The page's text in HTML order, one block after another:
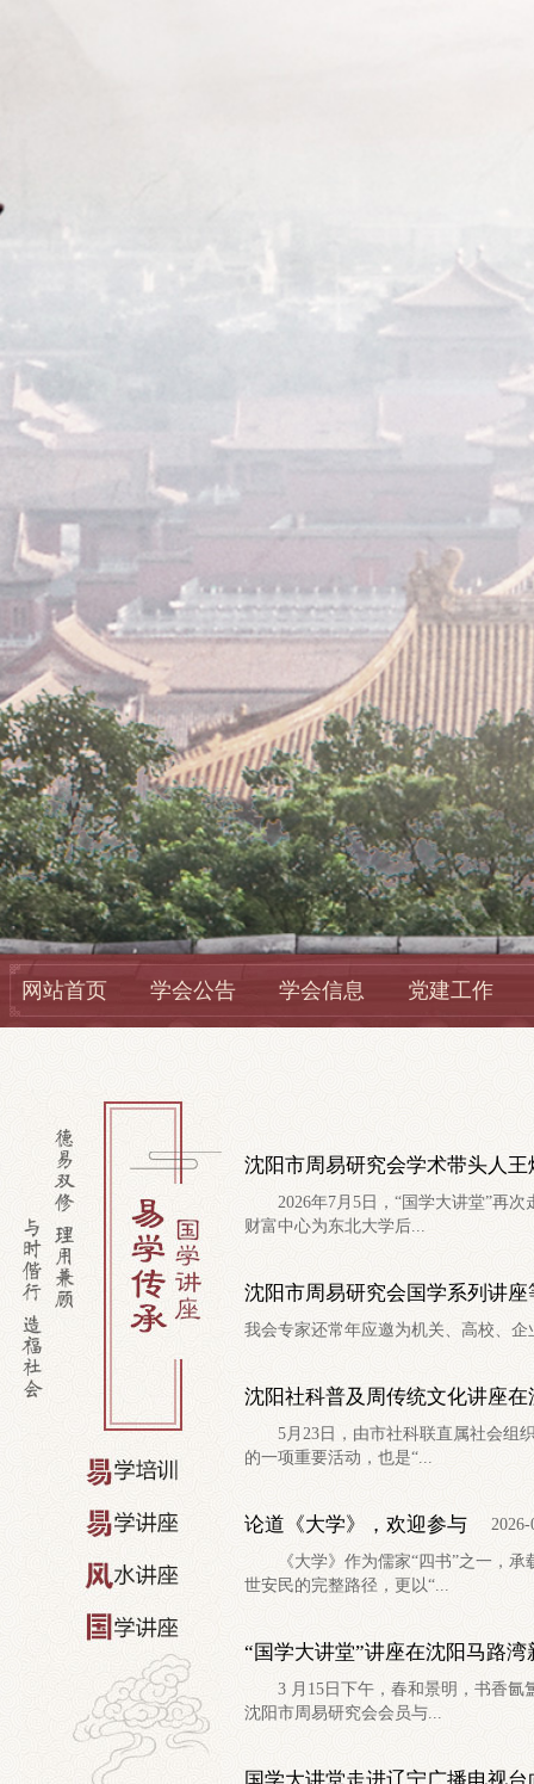
网站首页 学会公告 学会信息 党建工作
沈阳市周易研究会学术带头人
2026年7月5日，“国学大讲堂”再次
财富中心为东北大学后...
沈阳市周易研究会国学系列讲座
我会专家还常年应邀为机关、高校、
沈阳社科普及周传统文化讲座
5月23日，由市社科联直属社会组织
的一项重要活动，也是“...
论道《大学》，欢迎参与 2026-
《大学》作为儒家“四书”之一，承
世安民的完整路径，更以“...
“国学大讲堂”讲座在沈阳马路
3 月15日下午，春和景明，书香氤氲
沈阳市周易研究会会员与...